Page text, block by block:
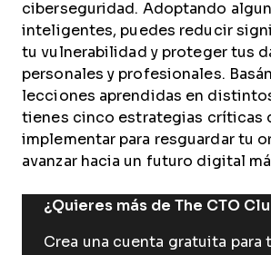
ciberseguridad. Adoptando
inteligentes, puedes reducir
tu vulnerabilidad y proteger tus
personales y profesionales.
lecciones aprendidas en
tienes cinco estrategias críticas
implementar para resguardar tu
avanzar hacia un futuro digital
¿Quieres más de The CTO
Crea una cuenta gratuita para